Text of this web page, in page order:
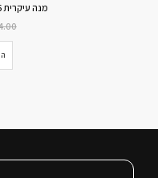
מנה עיקרית 26 ס”מ, Old Town Blue